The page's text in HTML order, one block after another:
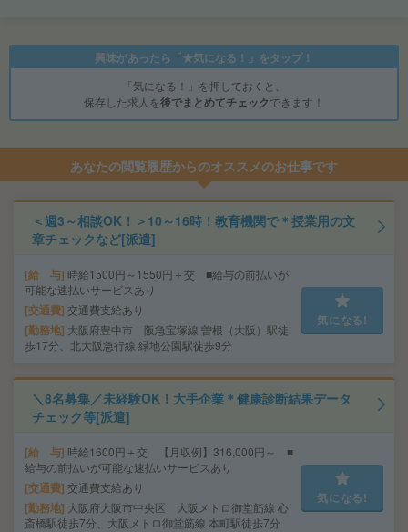
興味があったら「★気になる！」をタップ！
「気になる！」を押しておくと、
保存した求人を後でまとめてチェックできます！
あなたの閲覧履歴からのオススメのお仕事です
＜週3～相談OK！＞10～16時！教育機関で＊授業用の文
章チェックなど[派遣]
給 与 時給1500円～1550円＋交 ■給与の前払いが
可能な速払いサービスあり
交通費 交通費支給あり
勤務地 大阪府豊中市 阪急宝塚線 曽根（大阪）駅徒
歩17分、北大阪急行線 緑地公園駅徒歩9分
気になる!
＼8名募集／未経験OK！大手企業＊健康診断結果データ
チェック等[派遣]
給 与 時給1600円＋交 【月収例】316,000円～ ■
給与の前払いが可能な速払いサービスあり
交通費 交通費支給あり
勤務地 大阪府大阪市中央区 大阪メトロ御堂筋線 心
斎橋駅徒歩7分、大阪メトロ御堂筋線 本町駅徒歩7分
気になる!